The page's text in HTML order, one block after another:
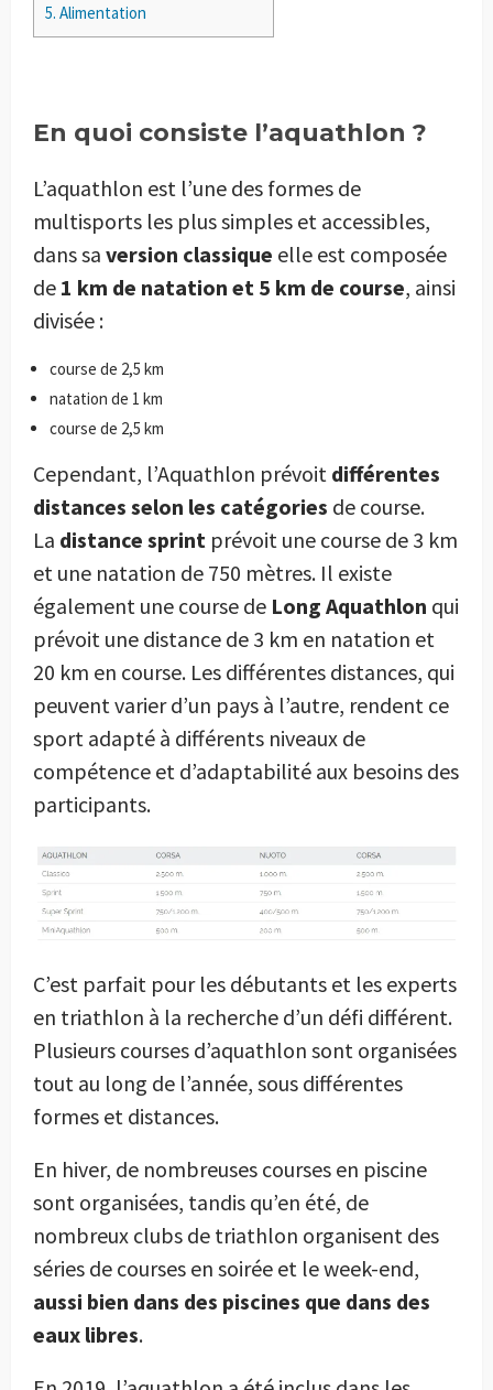
5. Alimentation
En quoi consiste l’aquathlon ?
L’aquathlon est l’une des formes de
multisports les plus simples et accessibles,
dans sa version classique elle est composée
de 1 km de natation et 5 km de course, ainsi
divisée :
course de 2,5 km
natation de 1 km
course de 2,5 km
Cependant, l’Aquathlon prévoit différentes
distances selon les catégories de course.
La distance sprint prévoit une course de 3 km
et une natation de 750 mètres. Il existe
également une course de Long Aquathlon qui
prévoit une distance de 3 km en natation et
20 km en course. Les différentes distances, qui
peuvent varier d’un pays à l’autre, rendent ce
sport adapté à différents niveaux de
compétence et d’adaptabilité aux besoins des
participants.
C’est parfait pour les débutants et les experts
en triathlon à la recherche d’un défi différent.
Plusieurs courses d’aquathlon sont organisées
tout au long de l’année, sous différentes
formes et distances.
En hiver, de nombreuses courses en piscine
sont organisées, tandis qu’en été, de
nombreux clubs de triathlon organisent des
séries de courses en soirée et le week-end,
aussi bien dans des piscines que dans des
eaux libres.